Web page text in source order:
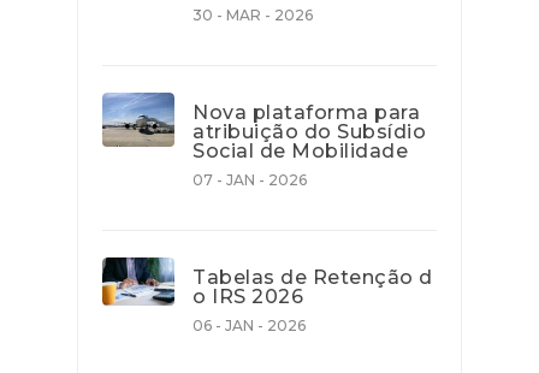
30 - MAR - 2026
Nova plataforma para
atribuição do Subsídio
Social de Mobilidade
07 - JAN - 2026
Tabelas de Retenção d
o IRS 2026
06 - JAN - 2026